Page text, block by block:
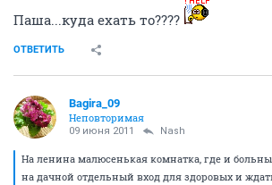
Паша...куда ехать то????
ОТВЕТИТЬ
Bagira_09
Неповторимая
09 июня 2011 Nash
На ленина малюсенькая комнатка, где и
на дачной отдельный вход для здоровых и